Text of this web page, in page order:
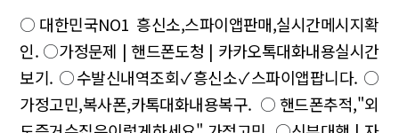
○ 대한민국NO1 흥신소,스파이앱판매,실시간메시지확
인. ○가정문제 | 핸드폰도청 | 카카오톡대화내용실시간
보기. ○수발신내역조회✓흥신소✓스파이앱팝니다. ○
가정고민,복사폰,카톡대화내용복구. ○핸드폰추적,"외